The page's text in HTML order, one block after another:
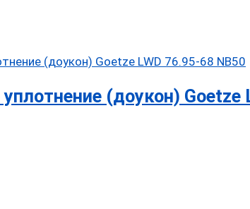
(доукон) Goetze